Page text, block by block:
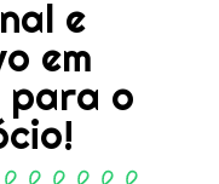
e
em
para o